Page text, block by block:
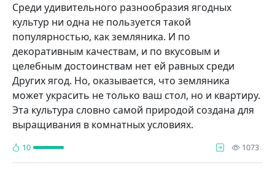
Среди удивительного разнообразия ягодных
культур ни одна не пользуется такой
популярностью, как земляника. И по
декоративным качествам, и по вку­совым и
целебным достоинствам нет ей равных среди
Других ягод. Но, оказы­вается, что земляника
может украсить не только ваш стол, но и квартиру.
Эта культура словно самой природой создана для
выращивания в комнатных усло­виях.
10 1073